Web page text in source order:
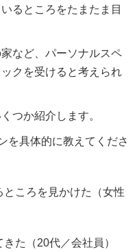
るところをたまたま目
など、パーソナルスペ
クを受けると考えられ
つか紹介します。
を具体的に教えてくださ
ころを見かけた（女性
た（20代／会社員）